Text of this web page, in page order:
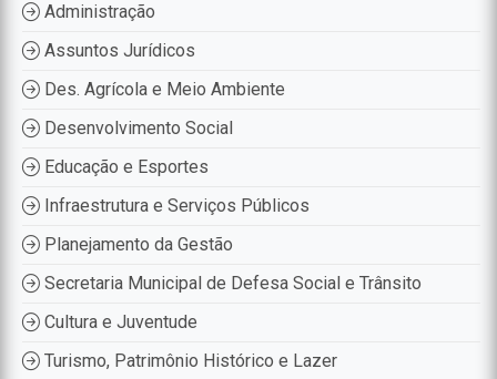
Administração
Assuntos Jurídicos
Des. Agrícola e Meio Ambiente
Desenvolvimento Social
Educação e Esportes
Infraestrutura e Serviços Públicos
Planejamento da Gestão
Secretaria Municipal de Defesa Social e Trânsito
Cultura e Juventude
Turismo, Patrimônio Histórico e Lazer